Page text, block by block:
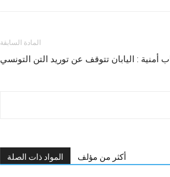
المادة السابقة
أمنية : اليابان تتوقف عن توريد التن التونسي
المواد ذات الصلة أكثر من مؤلف